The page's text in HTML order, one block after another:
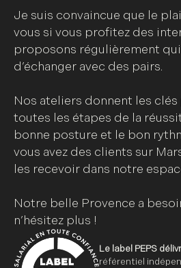
Je suis convaincue que le
vous si vous profitez des
proposons régulièrement
d’échanger avec des pairs.
Nos ateliers donnent les
toutes les étapes de la
bonne posture et le bon
vous avez des clients sur
les recevoir dans notre
Notre belle Provence a
n’hésitez plus !
Le label PEPS
référentiel